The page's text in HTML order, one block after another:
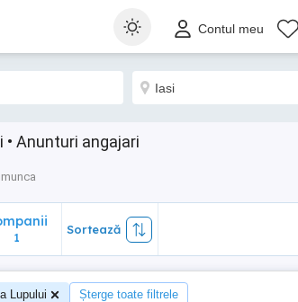
Contul meu
Anunturi angajari
1
Sortează
Lupului Șterge toate filtrele